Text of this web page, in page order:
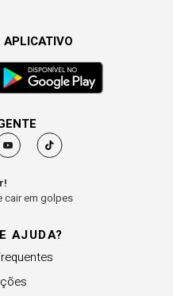
AJUDA?
APLICATIVO
cair em golpes